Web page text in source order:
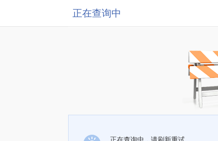
正在查询中